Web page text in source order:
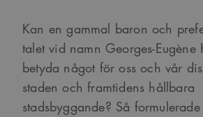
Kan en gammal baron och
talet vid namn Georges-Eugène
betyda något för oss och vår
staden och framtidens hållbara
stadsbyggande? Så